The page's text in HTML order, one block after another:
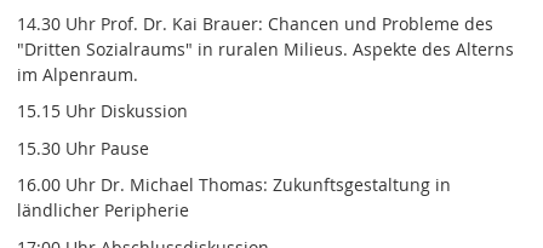
14.30 Uhr Prof. Dr. Kai Brauer: Chancen und Probleme des
"Dritten Sozialraums" in ruralen Milieus. Aspekte des Alterns
im Alpenraum.
15.15 Uhr Diskussion
15.30 Uhr Pause
16.00 Uhr Dr. Michael Thomas: Zukunftsgestaltung in
ländlicher Peripherie